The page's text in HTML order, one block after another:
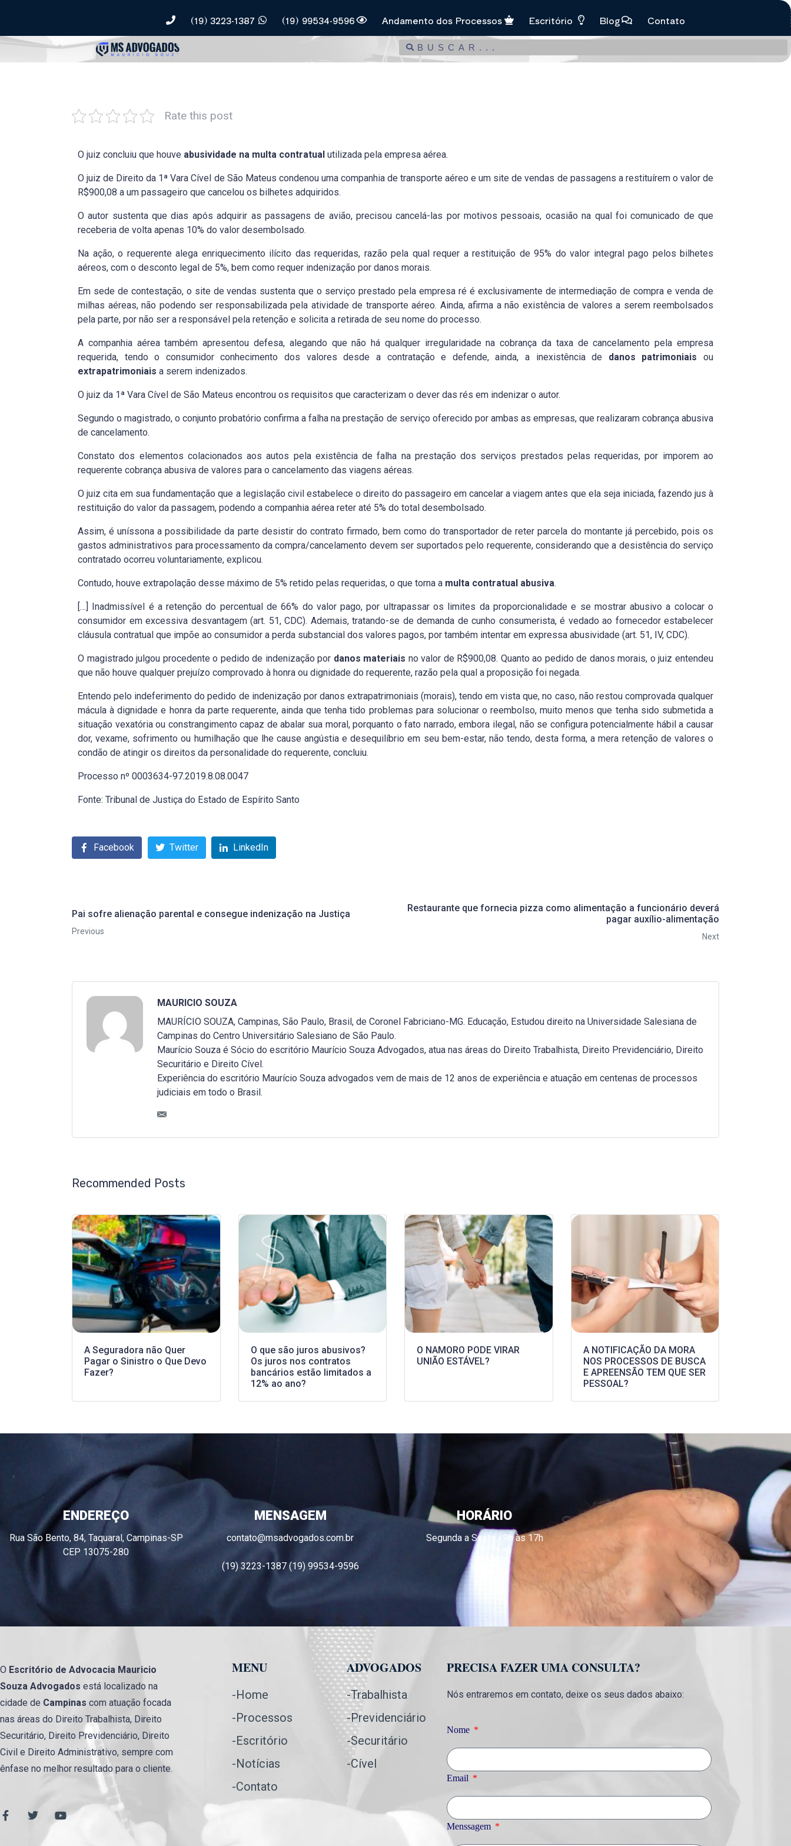
(19) 3223-1387 (19) 99534-9596 Andamento dos Processos Escritório Blog Contato
Rate this post
O juiz concluiu que houve abusividade na multa contratual utilizada pela empresa aérea.
O juiz de Direito da 1ª Vara Cível de São Mateus condenou uma companhia de transporte aéreo e um site de vendas de passagens a restituírem o valor de
R$900,08 a um passageiro que cancelou os bilhetes adquiridos.
O autor sustenta que dias após adquirir as passagens de avião, precisou cancelá-las por motivos pessoais, ocasião na qual foi comunicado de que
receberia de volta apenas 10% do valor desembolsado.
Na ação, o requerente alega enriquecimento ilícito das requeridas, razão pela qual requer a restituição de 95% do valor integral pago pelos bilhetes
aéreos, com o desconto legal de 5%, bem como requer indenização por danos morais.
Em sede de contestação, o site de vendas sustenta que o serviço prestado pela empresa ré é exclusivamente de intermediação de compra e venda de
milhas aéreas, não podendo ser responsabilizada pela atividade de transporte aéreo. Ainda, afirma a não existência de valores a serem reembolsados
pela parte, por não ser a responsável pela retenção e solicita a retirada de seu nome do processo.
A companhia aérea também apresentou defesa, alegando que não há qualquer irregularidade na cobrança da taxa de cancelamento pela empresa
requerida, tendo o consumidor conhecimento dos valores desde a contratação e defende, ainda, a inexistência de danos patrimoniaisou
extrapatrimoniais a serem indenizados.
O juiz da 1ª Vara Cível de São Mateus encontrou os requisitos que caracterizam o dever das rés em indenizar o autor.
Segundo o magistrado, o conjunto probatório confirma a falha na prestação de serviço oferecido por ambas as empresas, que realizaram cobrança abusiva
de cancelamento.
Constato dos elementos colacionados aos autos pela existência de falha na prestação dos serviços prestados pelas requeridas, por imporem ao
requerente cobrança abusiva de valores para o cancelamento das viagens aéreas.
O juiz cita em sua fundamentação que a legislação civil estabelece o direito do passageiro em cancelar a viagem antes que ela seja iniciada, fazendo jus à
restituição do valor da passagem, podendo a companhia aérea reter até 5% do total desembolsado.
Assim, é uníssona a possibilidade da parte desistir do contrato firmado, bem como do transportador de reter parcela do montante já percebido, pois os
gastos administrativos para processamento da compra/cancelamento devem ser suportados pelo requerente, considerando que a desistência do serviço
contratado ocorreu voluntariamente, explicou.
Contudo, houve extrapolação desse máximo de 5% retido pelas requeridas, o que torna a multa contratual abusiva.
[…] Inadmissível é a retenção do percentual de 66% do valor pago, por ultrapassar os limites da proporcionalidade e se mostrar abusivo a colocar o
consumidor em excessiva desvantagem (art. 51, CDC). Ademais, tratando-se de demanda de cunho consumerista, é vedado ao fornecedor estabelecer
cláusula contratual que impõe ao consumidor a perda substancial dos valores pagos, por também intentar em expressa abusividade (art. 51, IV, CDC).
O magistrado julgou procedente o pedido de indenização por danos materiais no valor de R$900,08. Quanto ao pedido de danos morais, o juiz entendeu
que não houve qualquer prejuízo comprovado à honra ou dignidade do requerente, razão pela qual a proposição foi negada.
Entendo pelo indeferimento do pedido de indenização por danos extrapatrimoniais (morais), tendo em vista que, no caso, não restou comprovada qualquer
mácula à dignidade e honra da parte requerente, ainda que tenha tido problemas para solucionar o reembolso, muito menos que tenha sido submetida a
situação vexatória ou constrangimento capaz de abalar sua moral, porquanto o fato narrado, embora ilegal, não se configura potencialmente hábil a causar
dor, vexame, sofrimento ou humilhação que lhe cause angústia e desequilíbrio em seu bem-estar, não tendo, desta forma, a mera retenção de valores o
condão de atingir os direitos da personalidade do requerente, concluiu.
Processo nº 0003634-97.2019.8.08.0047
Fonte: Tribunal de Justiça do Estado de Espírito Santo
Facebook Twitter LinkedIn
Pai sofre alienação parental e consegue indenização na Justiça
Previous
Restaurante que fornecia pizza como alimentação a funcionário deverá
pagar auxílio-alimentação
Next
MAURICIO SOUZA
MAURÍCIO SOUZA, Campinas, São Paulo, Brasil, de Coronel Fabriciano-MG. Educação, Estudou direito na Universidade Salesiana de
Campinas do Centro Universitário Salesiano de São Paulo.
Maurício Souza é Sócio do escritório Maurício Souza Advogados, atua nas áreas do Direito Trabalhista, Direito Previdenciário, Direito
Securitário e Direito Cível.
Experiência do escritório Maurício Souza advogados vem de mais de 12 anos de experiência e atuação em centenas de processos
judiciais em todo o Brasil.
Recommended Posts
A Seguradora não Quer
Pagar o Sinistro o Que Devo
Fazer?
O que são juros abusivos?
Os juros nos contratos
bancários estão limitados a
12% ao ano?
O NAMORO PODE VIRAR
UNIÃO ESTÁVEL?
A NOTIFICAÇÃO DA MORA
NOS PROCESSOS DE BUSCA
E APREENSÃO TEM QUE SER
PESSOAL?
ENDEREÇO
Rua São Bento, 84, Taquaral, Campinas-SP
CEP 13075-280
MENSAGEM
contato@msadvogados.com.br
(19) 3223-1387 (19) 99534-9596
HORÁRIO
Segunda a Sexta - 9h às 17h
O Escritório de Advocacia Mauricio
Souza Advogados está localizado na
cidade de Campinas com atuação focada
nas áreas do Direito Trabalhista, Direito
Securitário, Direito Previdenciário, Direito
Civil e Direito Administrativo, sempre com
ênfase no melhor resultado para o cliente.
MENU
-Home
-Processos
-Escritório
-Notícias
-Contato
ADVOGADOS
-Trabalhista
-Previdenciário
-Securitário
-Cível
PRECISA FAZER UMA CONSULTA?
Nós entraremos em contato, deixe os seus dados abaixo:
Nome
Email
Menssagem